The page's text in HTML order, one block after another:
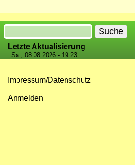
Suche
Letzte Aktualisierung
Sa., 08.08.2026 - 19:23
Impressum/Datenschutz
Anmelden